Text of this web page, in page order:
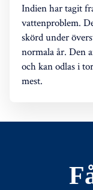
Indien har tagit
vattenproblem.
skörd under
normala år. Den
och kan odlas i
mest.